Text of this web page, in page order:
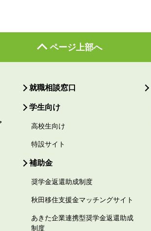
ページ上部へ
就職相談窓口
学生向け
高校生向け
特設サイト
補助金
奨学金返還助成制度
秋田移住支援金マッチングサイト
あきた企業連携型奨学金返還助成
制度